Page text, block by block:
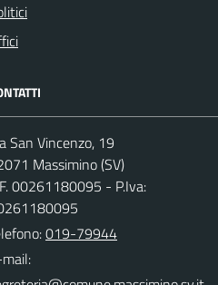
San Vincenzo, 19
Massimino (SV)
00261180095 - P.Iva:
019-79944